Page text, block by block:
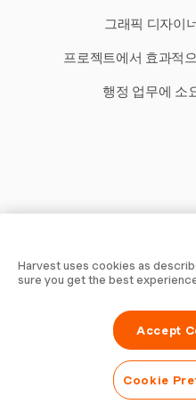
그래픽 디자이
프로젝트에서 효과적
행정 업무에 소
당신의 시간은
습니다 — 지
Harvest로 시간을 추적하고
결제를 받는 70,000개 이상
Harvest uses cookies as
sure you get the best
Accept
Cookie